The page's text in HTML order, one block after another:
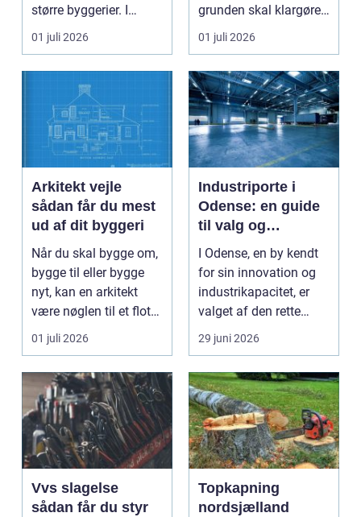
større byggerier. I
Nordjylland...
01 juli 2026
grunden skal klargøres,
eller der ...
01 juli 2026
Arkitekt vejle
sådan får du mest
ud af dit byggeri
Når du skal bygge om,
bygge til eller bygge
nyt, kan en arkitekt
være nøglen til et flot
resultat, d...
01 juli 2026
Industriporte i
Odense: en guide
til valg og
installation
I Odense, en by kendt
for sin innovation og
industrikapacitet, er
valget af den rette
industriport a...
29 juni 2026
Vvs slagelse
sådan får du styr
Topkapning
nordsjælland